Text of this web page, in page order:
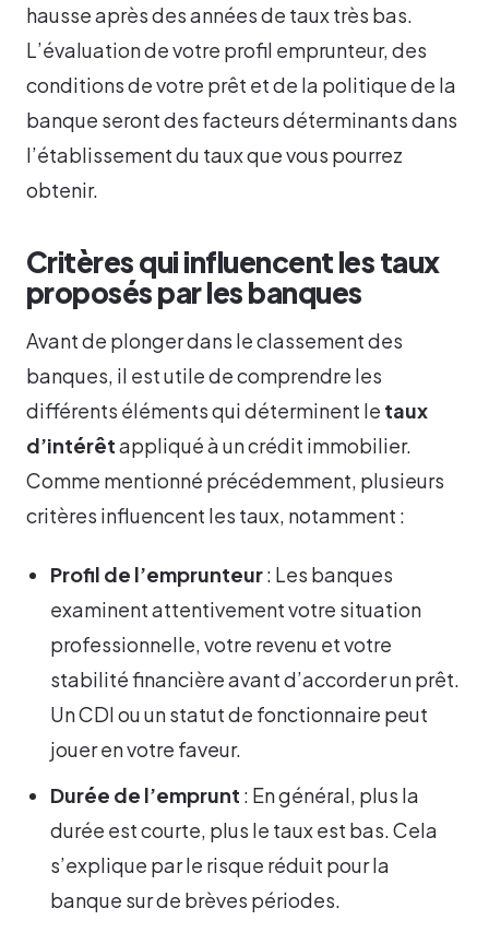
hausse après des années de taux très bas.
L’évaluation de votre profil emprunteur, des
conditions de votre prêt et de la politique de la
banque seront des facteurs déterminants dans
l’établissement du taux que vous pourrez
obtenir.
Critères qui influencent les taux
proposés par les banques
Avant de plonger dans le classement des
banques, il est utile de comprendre les
différents éléments qui déterminent le taux
d’intérêtappliqué à un crédit immobilier.
Comme mentionné précédemment, plusieurs
critères influencent les taux, notamment :
Profil de l’emprunteur: Les banques
examinent attentivement votre situation
professionnelle, votre revenu et votre
stabilité financière avant d’accorder un prêt.
Un CDI ou un statut de fonctionnaire peut
jouer en votre faveur.
Durée de l’emprunt : En général, plus la
durée est courte, plus le taux est bas. Cela
s’explique par le risque réduit pour la
banque sur de brèves périodes.